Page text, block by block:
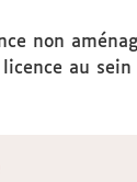
non
au